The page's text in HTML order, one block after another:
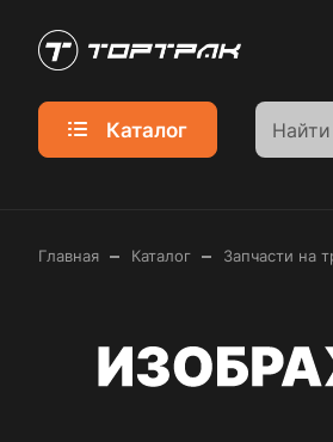
Каталог
Главная – Каталог – Запчасти на